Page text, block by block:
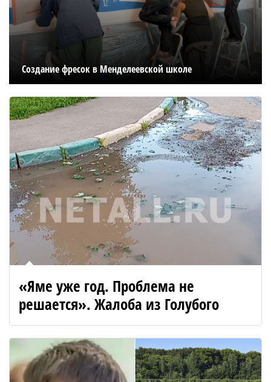
Создание фресок в Менделеевской школе
«Яме уже год. Проблема не
решается». Жалоба из Голубого